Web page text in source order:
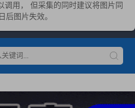
调用， 但采集的同时建议将图片同
后图片失效。